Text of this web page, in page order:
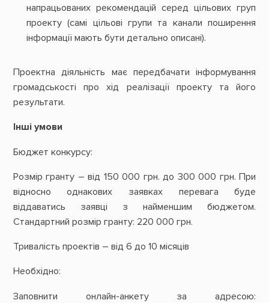
напрацьованих рекомендацій серед цільових груп
проекту (самі цільові групи та канали поширення
інформації мають бути детально описані).
Проектна діяльність має передбачати інформування
громадськості про хід реалізації проекту та його
результати.
Інші умови
Бюджет конкурсу:
Розмір гранту – від 150 000 грн. до 300 000 грн. При
відносно однакових заявках перевага буде
віддаватись заявці з найменшим бюджетом.
Стандартний розмір гранту: 220 000 грн.
Тривалість проектів – від 6 до 10 місяців
Необхідно:
Заповнити онлайн-анкету за адресою: